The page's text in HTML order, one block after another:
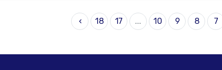
7
8
9
10
...
17
18
›